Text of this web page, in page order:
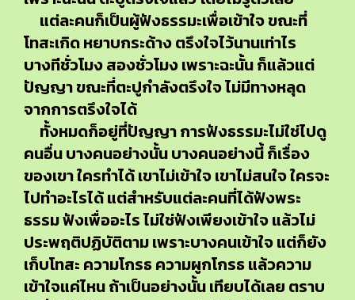
แต่ละคนก็เป็นผู้ฟังธรรมะเพื่อเข้าใจ ขณะที่
โทสะเกิด หยาบกระด้าง ตรึงใจไว้นานเท่าไร
บางทีชั่วโมง สองชั่วโมง เพราะฉะนั้น ก็แล้วแต่
ปัญญา ขณะที่ตะปูกำลังตรึงใจ ไม่มีทางหลุด
จากการตรึงใจได้
ทั้งหมดก็อยู่ที่ปัญญา การฟังธรรมะไม่ใช่ไปดู
คนอื่น บางคนอย่างนั้น บางคนอย่างนี้ ก็เรื่อง
ของเขา ใครทำได้ เขาไม่เข้าใจ เขาไม่สนใจ ใครจะ
ไปทำอะไรได้ แต่สำหรับแต่ละคนที่ได้ฟังพระ
ธรรม ฟังเพื่ออะไร ไม่ใช่ฟังเพียงเข้าใจ แล้วไม่
ประพฤติปฏิบัติตาม เพราะบางคนเข้าใจ แต่ก็ยัง
เก็บโทสะ ความโกรธ ความผูกโกรธ แล้วความ
เข้าใจแค่ไหน ถ้าเป็นอย่างนั้น เทียบได้เลย ตราบ